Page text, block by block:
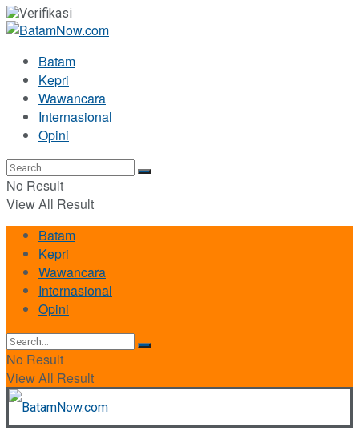
Batam
Kepri
Wawancara
Internasional
Opini
No Result
View All Result
Batam
Kepri
Wawancara
Internasional
Opini
No Result
View All Result